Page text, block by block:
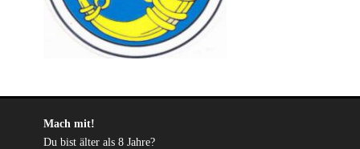
Mach mit!
Du bist älter als 8 Jahre?